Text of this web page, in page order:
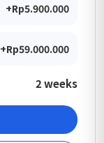
+Rp5.900.000
+Rp59.000.000
2 weeks